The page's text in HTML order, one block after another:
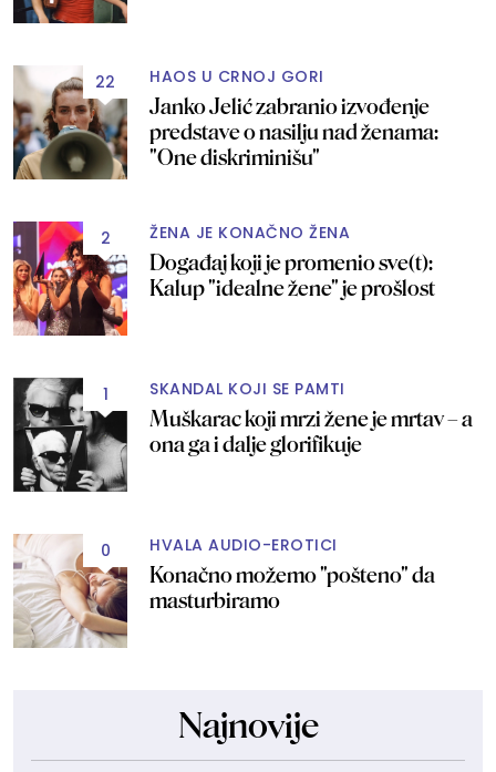
22 HAOS U CRNOJ GORI
Janko Jelić zabranio izvođenje
predstave o nasilju nad ženama:
"One diskriminišu"
2 ŽENA JE KONAČNO ŽENA
Događaj koji je promenio sve(t):
Kalup "idealne žene" je prošlost
1 SKANDAL KOJI SE PAMTI
Muškarac koji mrzi žene je mrtav – a
ona ga i dalje glorifikuje
0 HVALA AUDIO-EROTICI
Konačno možemo "pošteno" da
masturbiramo
Najnovije